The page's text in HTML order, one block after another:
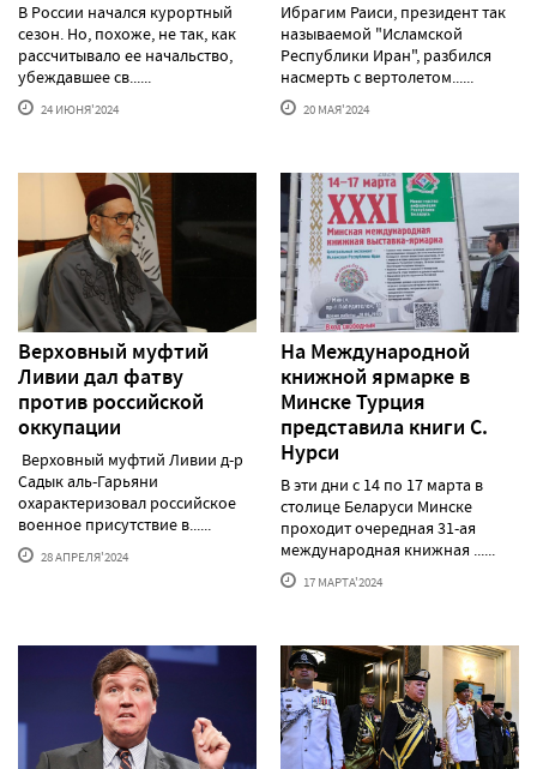
В России начался курортный
сезон. Но, похоже, не так, как
рассчитывало ее начальство,
убеждавшее св......
24 ИЮНЯ'2024
Ибрагим Раиси, президент так
называемой "Исламской
Республики Иран", разбился
насмерть с вертолетом......
20 МАЯ'2024
Верховный муфтий
Ливии дал фатву
против российской
оккупации
Верховный муфтий Ливии д-р
Садык аль-Гарьяни
охарактеризовал российское
военное присутствие в......
28 АПРЕЛЯ'2024
На Международной
книжной ярмарке в
Минске Турция
представила книги С.
Нурси
В эти дни с 14 по 17 марта в
столице Беларуси Минске
проходит очередная 31-ая
международная книжная ......
17 МАРТА'2024